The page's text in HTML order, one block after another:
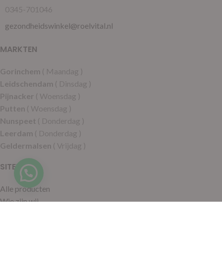
0345-701046
gezondheidswinkel@roelvital.nl
MARKTEN
Gorinchem ( Maandag )
Leidschendam ( Dinsdag )
Pijnacker ( Woensdag )
Putten ( Woensdag )
Nunspeet ( Donderdag )
Leerdam ( Donderdag )
Geldermalsen ( Vrijdag )
SITEMAP
Alle producten
Wie zijn wij